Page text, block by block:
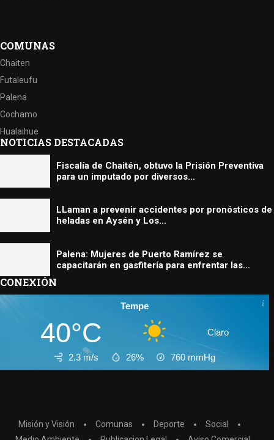
COMUNAS
Chaiten
Futaleufu
Palena
Cochamo
Hualaihue
NOTICIAS DESTACADAS
Fiscalía de Chaitén, obtuvo la Prisión Preventiva
para un imputado por diversos...
LLaman a prevenir accidentes por pronósticos de
heladas en Aysén y Los...
Palena: Mujeres de Puerto Ramírez se
capacitarán en gasfitería para enfrentar las...
CONEXIÓN
Tempe
40°C Claro
2.3 m/s 26% 760 mmHg
Misión y Visión Comunas Deporte
Social